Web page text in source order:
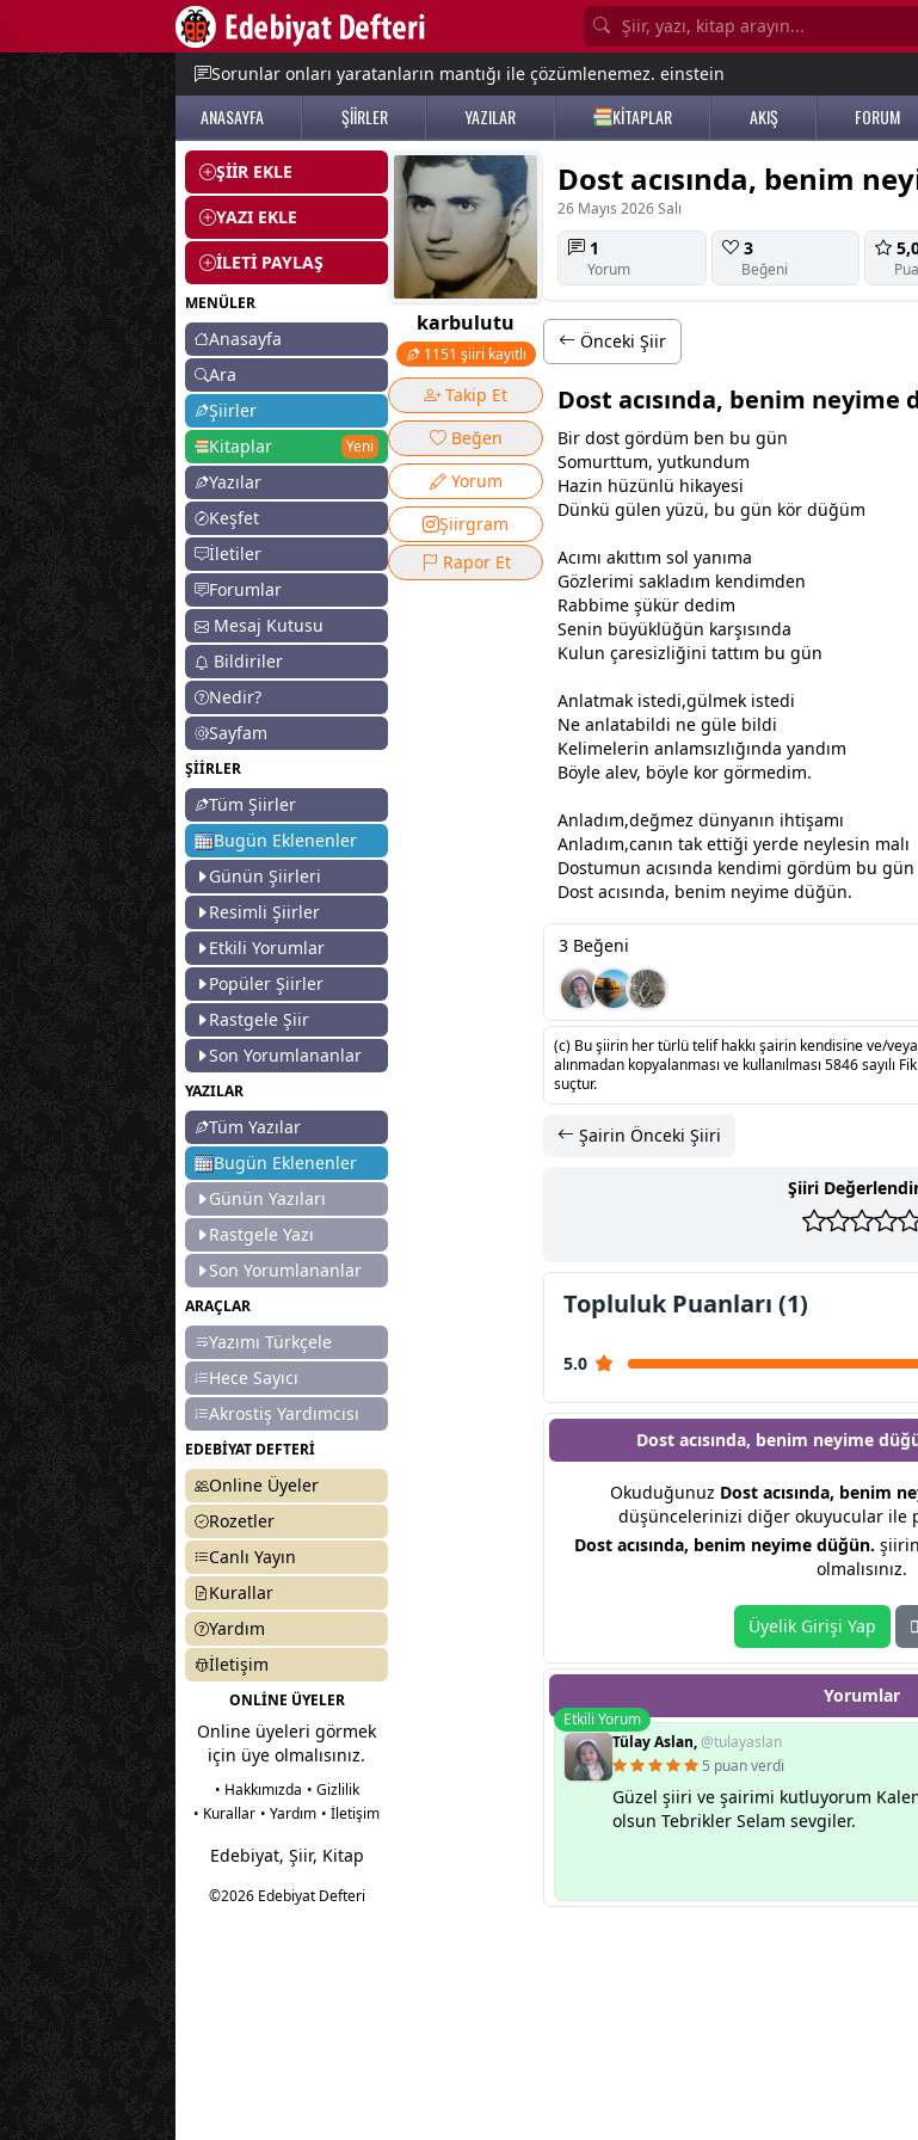
Sorunlar onları yaratanların mantığı ile çözümlenemez. einstein
ANASAYFA ŞİİRLER YAZILAR KİTAPLAR AKIŞ FORUM
ŞİİR EKLE
YAZI EKLE
İLETİ PAYLAŞ
MENÜLER
Anasayfa
Ara
Şiirler
Kitaplar
Yeni
Yazılar
Keşfet
İletiler
Forumlar
Mesaj Kutusu
Bildiriler
Nedir?
Sayfam
ŞİİRLER
Tüm Şiirler
Bugün Eklenenler
Günün Şiirleri
Resimli Şiirler
Etkili Yorumlar
Popüler Şiirler
Rastgele Şiir
Son Yorumlananlar
YAZILAR
Tüm Yazılar
Bugün Eklenenler
Günün Yazıları
Rastgele Yazı
Son Yorumlananlar
ARAÇLAR
Yazımı Türkçele
Hece Sayıcı
Akrostiş Yardımcısı
EDEBİYAT DEFTERİ
Online Üyeler
Rozetler
Canlı Yayın
Kurallar
Yardım
İletişim
ONLİNE ÜYELER
Online üyeleri görmek
için üye olmalısınız.
• Hakkımızda • Gizlilik
• Kurallar • Yardım • İletişim
Edebiyat, Şiir, Kitap
©2026 Edebiyat Defteri
karbulutu
1151 şiiri kayıtlı
Takip Et
Beğen
Yorum
Şiirgram
Rapor Et
Dost acısında, benim
26 Mayıs 2026 Salı
1
Yorum
3
Beğeni
Önceki Şiir
Dost acısında, benim neyime
Bir dost gördüm ben bu gün
Somurttum, yutkundum
Hazin hüzünlü hikayesi
Dünkü gülen yüzü, bu gün kör düğüm
Acımı akıttım sol yanıma
Gözlerimi sakladım kendimden
Rabbime şükür dedim
Senin büyüklüğün karşısında
Kulun çaresizliğini tattım bu gün
Anlatmak istedi,gülmek istedi
Ne anlatabildi ne güle bildi
Kelimelerin anlamsızlığında yandım
Böyle alev, böyle kor görmedim.
Anladım,değmez dünyanın ihtişamı
Anladım,canın tak ettiği yerde neylesin malı
Dostumun acısında kendimi gördüm bu gün
Dost acısında, benim neyime düğün.
3 Beğeni
(c) Bu şiirin her türlü telif hakkı şairin kendisine ve/
alınmadan kopyalanması ve kullanılması 5846 sayılı
suçtur.
Şairin Önceki Şiiri
Şiiri
Topluluk Puanları (1)
5.0
Dost acısında, benim neyime
Okuduğunuz Dost acısında, benim
düşüncelerinizi diğer okuyucular ile
Dost acısında, benim neyime düğün.
olmalısınız.
Üyelik Girişi Yap
Yorumlar
Etkili Yorum
Tülay Aslan,@tulayaslan
5 puan verdi
Güzel şiiri ve şairimi kutluyorum
olsun Tebrikler Selam sevgiler.
menu